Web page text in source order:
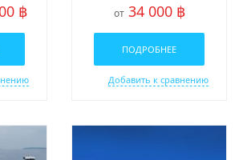
฿ от 34 000 ฿
ПОДРОБНЕЕ
Добавить к сравнению